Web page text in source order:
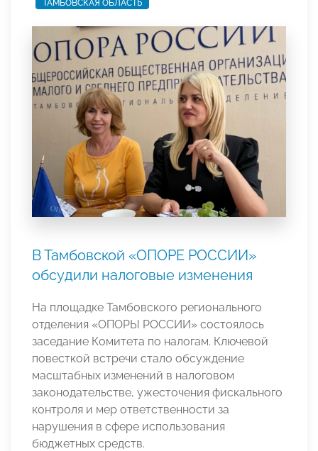
ТАМБОВСКАЯ ОБЛАСТЬ
В Тамбовской «ОПОРЕ РОССИИ»
обсудили налоговые изменения
На площадке Тамбовского регионального
отделения «ОПОРЫ РОССИИ» состоялось
заседание Комитета по налогам. Ключевой
повесткой встречи стало обсуждение
масштабных изменений в налоговом
законодательстве, ужесточения фискального
контроля и мер ответственности за
нарушения в сфере использования
бюджетных средств.